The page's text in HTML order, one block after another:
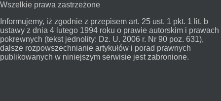
Wszelkie prawa zastrzeżone
Informujemy, iż zgodnie z przepisem art. 25 ust. 1 pkt. 1 lit. b
ustawy z dnia 4 lutego 1994 roku o prawie autorskim i prawach
pokrewnych (tekst jednolity: Dz. U. 2006 r. Nr 90 poz. 631),
dalsze rozpowszechnianie artykułów i porad prawnych
publikowanych w niniejszym serwisie jest zabronione.